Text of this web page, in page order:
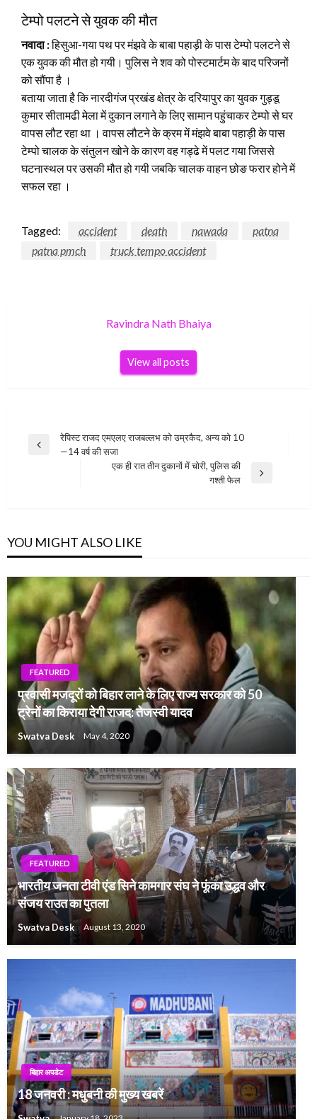
टेम्पो पलटने से युवक की मौत
नवादा :हिसुआ-गया पथ पर मंझवे के बाबा पहाड़ी के पास टेम्पो पलटने से
एक युवक की मौत हो गयी। पुलिस ने शव को पोस्टमार्टम के बाद परिजनों
को सौंपा है ।
बताया जाता है कि नारदीगंज प्रखंड क्षेत्र के दरियापुर का युवक गुड्डू
कुमार सीतामढी मेला में दुकान लगाने के लिए सामान पहुंचाकर टेम्पो से घर
वापस लौट रहा था । वापस लौटने के क्रम में मंझवे बाबा पहाड़ी के पास
टेम्पो चालक के संतुलन खोने के कारण वह गड्ढे में पलट गया जिससे
घटनास्थल पर उसकी मौत हो गयी जबकि चालक वाहन छोङ फरार होने में
सफल रहा ।
Tagged: accident death nawada
patna
patna pmch
truck tempo accident
Ravindra Nath Bhaiya
View all posts
Post
navigation
Previous
रेपिस्ट राजद एमएलए राजबल्लभ को उम्रकैद, अन्य को 10
—14 वर्ष की सजा
एक ही रात तीन दुकानों में चोरी, पुलिस की
गश्ती फेल
YOU MIGHT ALSO LIKE
FEATURED
प्रवासी मजदूरों को बिहार लाने के लिए राज्य सरकार को 50
ट्रेनों का किराया देगी राजद: तेजस्वी यादव
Swatva Desk May 4, 2020
FEATURED
भारतीय जनता टीवी एंड सिने कामगार संघ ने फूंका उद्धव और
संजय राउत का पुतला
Swatva Desk August 13, 2020
बिहार अपडेट
18 जनवरी : मधुबनी की मुख्य खबरें